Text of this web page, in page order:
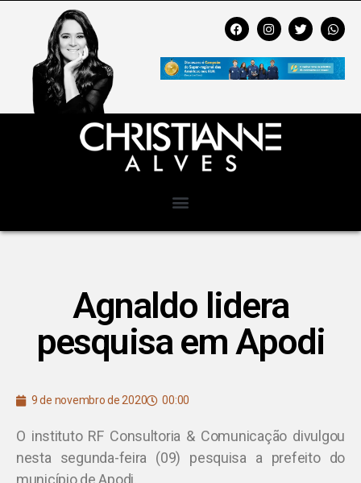
Agnaldo lidera
pesquisa em Apodi
9 de novembro de 2020 00:00
O instituto RF Consultoria & Comunicação divulgou
nesta segunda-feira (09) pesquisa a prefeito do
município de Apodi.